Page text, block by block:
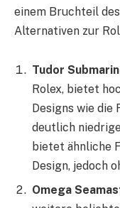
einem Bruchteil
Alternativen zur
Tudor
Rolex, bietet
Designs wie die
deutlich
bietet ähnliche
Design, jedoch
Omega